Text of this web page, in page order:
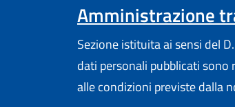
Amministrazione
Sezione istituita ai sensi del
dati personali pubblicati sono
alle condizioni previste dalla